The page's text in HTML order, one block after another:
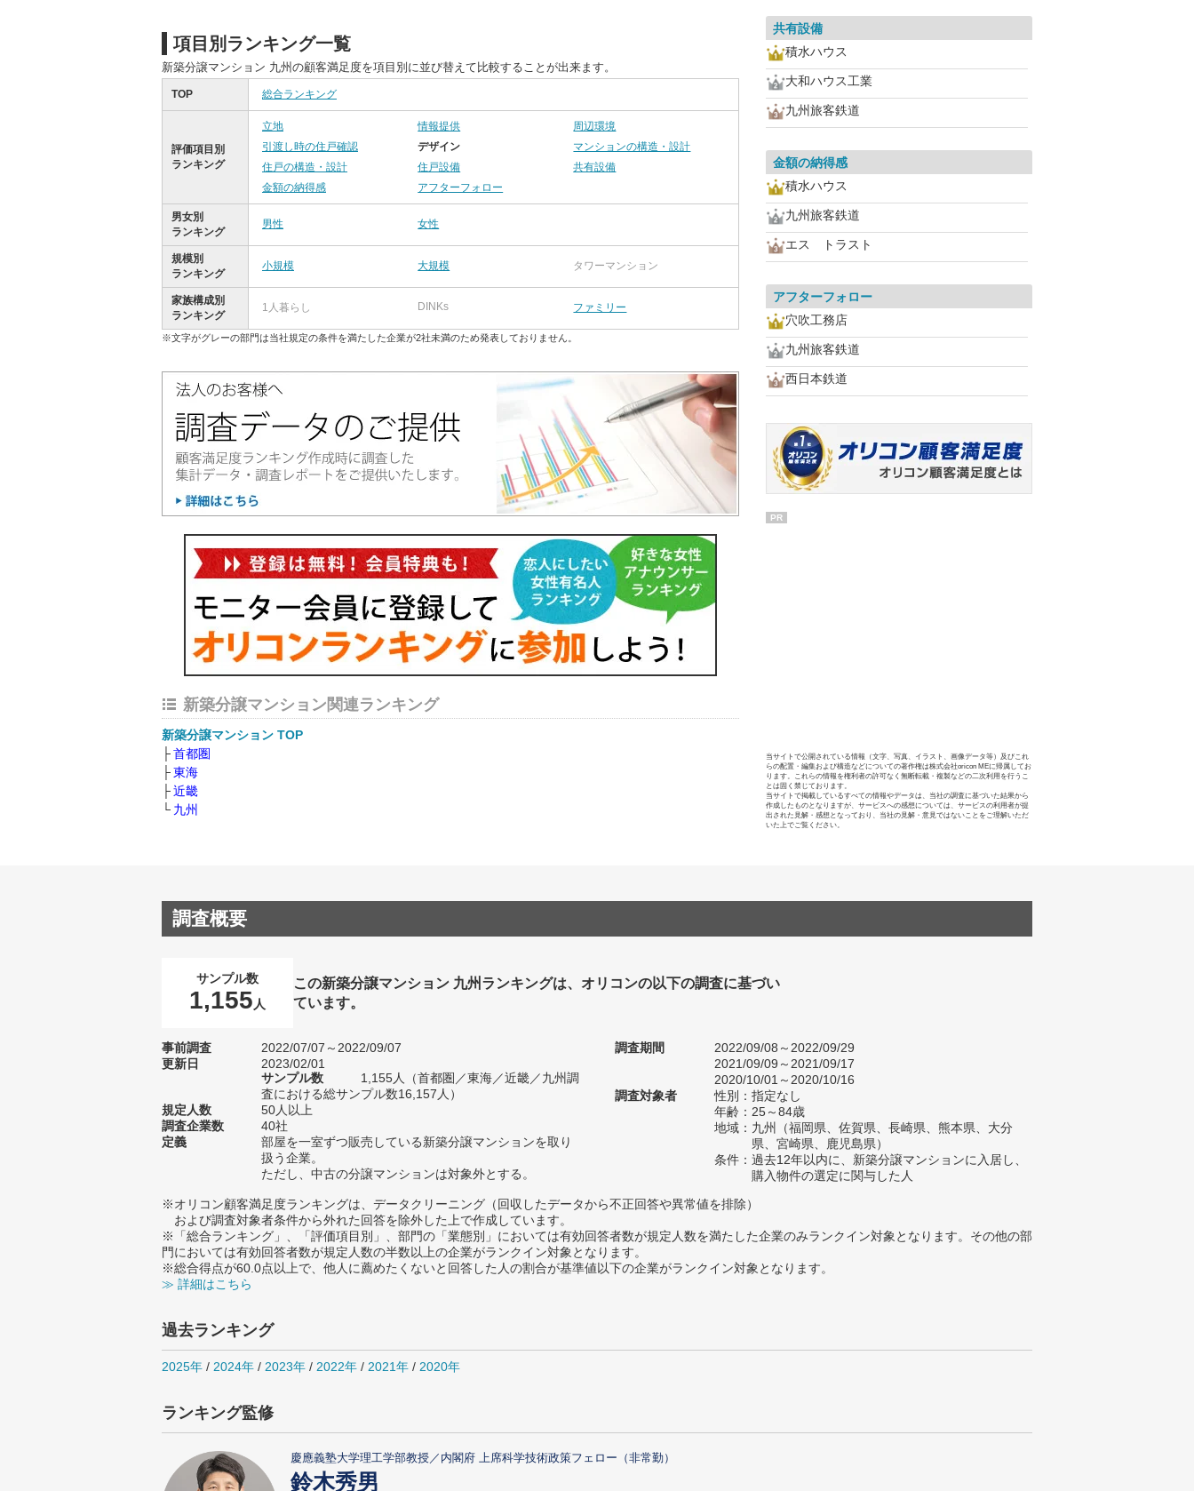
項目別ランキング一覧
新築分譲マンション 九州の顧客満足度を項目別に並び替えて比較することが出来ます。
TOP 総合ランキング
評価項目別
ランキング
立地 情報提供
周辺環境
引渡し時の住戸確認
デザイン
マンションの構造・設計
住戸の構造・設計
住戸設備
共有設備
金額の納得感
アフターフォロー
男女別
ランキング
男性 女性
規模別
ランキング
小規模 大規模 タワーマンション
家族構成別
ランキング
1人暮らし DINKs ファミリー
※文字がグレーの部門は当社規定の条件を満たした企業が2社未満のため発表しておりません。
新築分譲マンション関連ランキング
新築分譲マンション TOP
首都圏
東海
近畿
九州
共有設備
積水ハウス
大和ハウス工業
九州旅客鉄道
金額の納得感
積水ハウス
九州旅客鉄道
エス トラスト
アフターフォロー
穴吹工務店
九州旅客鉄道
西日本鉄道
PR
当サイトで公開されている情報（文字、写真、イラスト、画像データ等）及びこれ
らの配置・編集および構造などについての著作権は株式会社oricon MEに帰属してお
ります。これらの情報を権利者の許可なく無断転載・複製などの二次利用を行うこ
とは固く禁じております。
当サイトで掲載しているすべての情報やデータは、当社の調査に基づいた結果から
作成したものとなりますが、サービスへの感想については、サービスの利用者が提
出された見解・感想となっており、当社の見解・意見ではないことをご理解いただ
いた上でご覧ください。
調査概要
サンプル数
1,155 人
この新築分譲マンション 九州ランキングは、オリコンの以下の調査に基づい
ています。
事前調査
2022/07/07～2022/09/07
更新日
2023/02/01
サンプル数
1,155人（首都圏／東海／近畿／九州調
査における総サンプル数16,157人）
規定人数
50人以上
調査企業数
40社
定義
部屋を一室ずつ販売している新築分譲マンションを取り
扱う企業。
ただし、中古の分譲マンションは対象外とする。
調査期間
2022/09/08～2022/09/29
2021/09/09～2021/09/17
2020/10/01～2020/10/16
調査対象者
性別：指定なし
年齢：25～84歳
地域：九州（福岡県、佐賀県、長崎県、熊本県、大分
県、宮崎県、鹿児島県）
条件：過去12年以内に、新築分譲マンションに入居し、
購入物件の選定に関与した人
※オリコン顧客満足度ランキングは、データクリーニング（回収したデータから不正回答や異常値を排除）
および調査対象者条件から外れた回答を除外した上で作成しています。
※「総合ランキング」、「評価項目別」、部門の「業態別」においては有効回答者数が規定人数を満たした企業のみランクイン対象となります。その他の部
門においては有効回答者数が規定人数の半数以上の企業がランクイン対象となります。
※総合得点が60.0点以上で、他人に薦めたくないと回答した人の割合が基準値以下の企業がランクイン対象となります。
≫ 詳細はこちら
過去ランキング
2025年 / 2024年 / 2023年 / 2022年 / 2021年 / 2020年
ランキング監修
慶應義塾大学理工学部教授／内閣府 上席科学技術政策フェロー（非常勤）
鈴木秀男